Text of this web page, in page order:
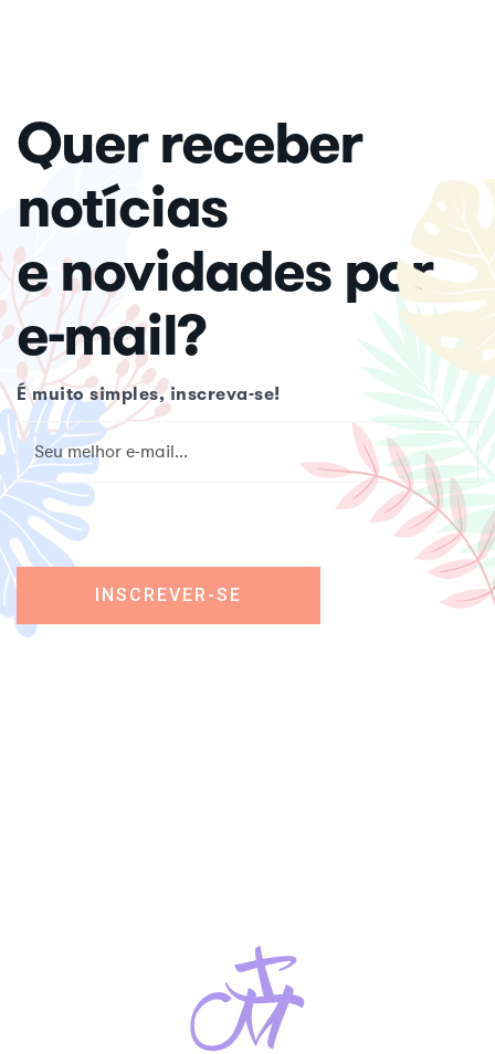
Quer receber
notícias
e novidades por
e-mail?
É muito simples, inscreva-se!